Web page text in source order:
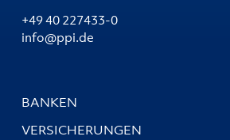
+49 40 227433-0
info@ppi.de
BANKEN
VERSICHERUNGEN